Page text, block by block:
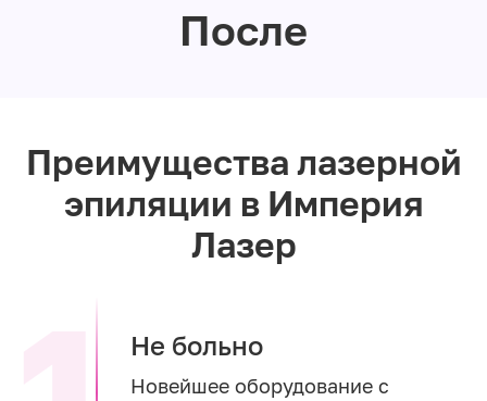
После
Преимущества лазерной
эпиляции в Империя
Лазер
Не больно
Новейшее оборудование с